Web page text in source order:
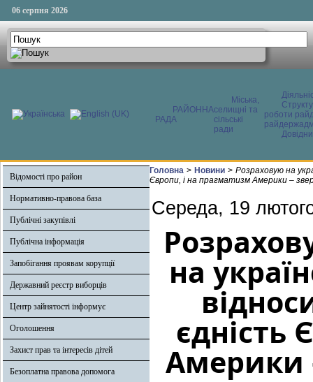
06 серпня 2026
РАЙОННА
РАДА
Міська,
селищні та
сільські
ради
роботи
Відомості про район
Нормативно-правова база
Публічні закупівлі
Публічна інформація
Запобігання проявам корупції
Державний реєстр виборців
Центр зайнятості інформує
Оголошення
Захист прав та інтересів дітей
Безоплатна правова допомога
Головна > Новини > Розраховую на
Європи, і на прагматизм Америки –
Середа, 19
на
єдність
Америки